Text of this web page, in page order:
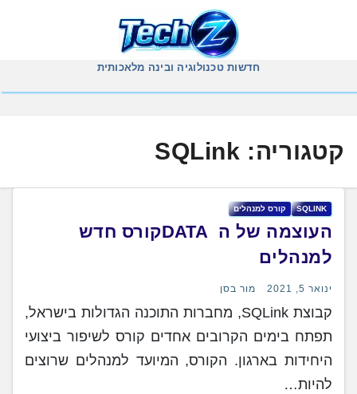
חדשות טכנולוגיה ובינה מלאכותית
קטגוריה: SQLink
SQLINK קורס ‏למנהלים
העוצמה של ה ‏DATA ‎קורס ‏חדש
‏למנהלים
ינואר 5, 2021 מור בסן
קבוצת SQLink, מחברות התוכנה הגדולות בישראל,
תפתח בימים הקרובים אחדים קורס לשיפור ביצועי
היחידות בארגון. הקורס, המיועד למנהלים שרוצים
להיות…